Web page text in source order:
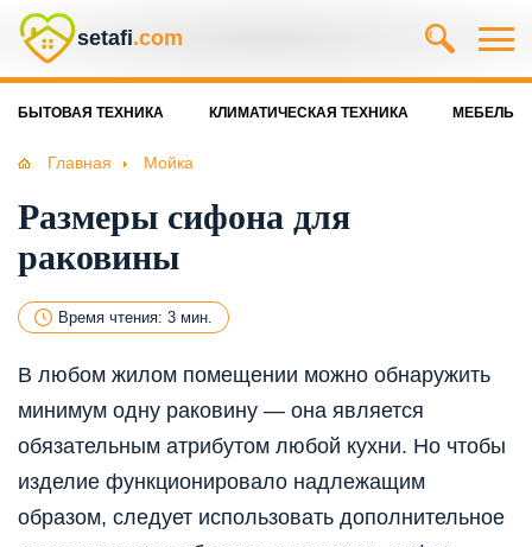
setafi.com
БЫТОВАЯ ТЕХНИКА КЛИМАТИЧЕСКАЯ ТЕХНИКА МЕБЕЛЬ
Главная Мойка
Размеры сифона для
раковины
Время чтения: 3 мин.
В любом жилом помещении можно обнаружить
минимум одну раковину — она является
обязательным атрибутом любой кухни. Но чтобы
изделие функционировало надлежащим
образом, следует использовать дополнительное